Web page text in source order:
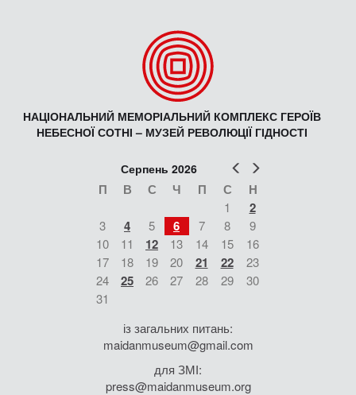
НАЦІОНАЛЬНИЙ МЕМОРІАЛЬНИЙ КОМПЛЕКС ГЕРОЇВ
НЕБЕСНОЇ СОТНІ – МУЗЕЙ РЕВОЛЮЦІЇ ГІДНОСТІ
Попер
Серпень 2026
П В С Ч П С Н
1 2
3 4 5 6 7 8
9
10
11 12 13 14 15
16
17
18 19 20 21 22
23
24
25 26 27 28 29
30
31
із загальних питань:
maidanmuseum@gmail.com
для ЗМІ:
press@maidanmuseum.org